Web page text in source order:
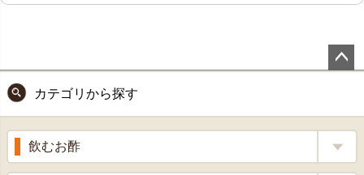
ップ
へ
カテゴリから探す
飲むお酢